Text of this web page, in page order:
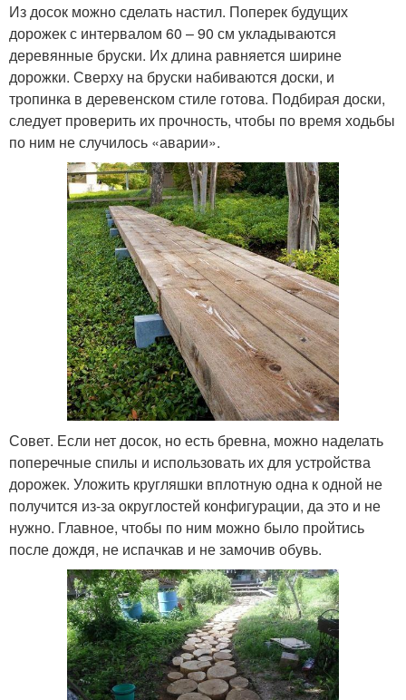
Из досок можно сделать настил. Поперек будущих
дорожек с интервалом 60 – 90 см укладываются
деревянные бруски. Их длина равняется ширине
дорожки. Сверху на бруски набиваются доски, и
тропинка в деревенском стиле готова. Подбирая доски,
следует проверить их прочность, чтобы по время ходьбы
по ним не случилось «аварии».
Совет. Если нет досок, но есть бревна, можно наделать
поперечные спилы и использовать их для устройства
дорожек. Уложить кругляшки вплотную одна к одной не
получится из-за округлостей конфигурации, да это и не
нужно. Главное, чтобы по ним можно было пройтись
после дождя, не испачкав и не замочив обувь.